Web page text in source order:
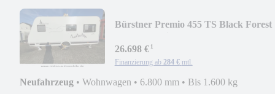
Bürstner Premio 455 TS Black Forest
26.698 €¹
Finanzierung ab 284 € mtl.
Neufahrzeug • Wohnwagen • 6.800 mm • Bis 1.600 kg